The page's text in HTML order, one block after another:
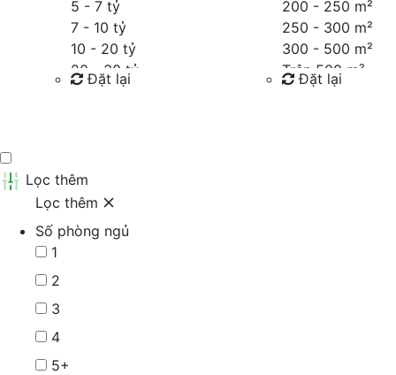
5 - 7 tỷ
7 - 10 tỷ
10 - 20 tỷ
20 - 30 tỷ
30 - 40 tỷ
Đặt lại
200 - 250 m²
250 - 300 m²
300 - 500 m²
Trên 500 m²
Đặt lại
Lọc thêm
Lọc thêm
Số phòng ngủ
1
2
3
4
5+